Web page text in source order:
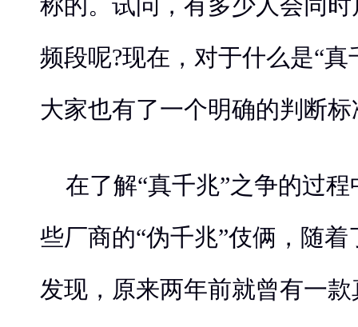
频段呢?现在，对于什么是“
大家也有了一个明确的判断标
在了解“真千兆”之争的过
些厂商的“伪千兆”伎俩，随
发现，原来两年前就曾有一